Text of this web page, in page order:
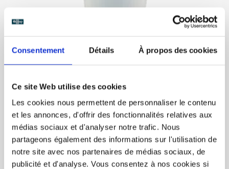
Consentement Détails À propos des cookies
Ce site Web utilise des cookies
Les cookies nous permettent de personnaliser le contenu
et les annonces, d'offrir des fonctionnalités relatives aux
médias sociaux et d'analyser notre trafic. Nous
partageons également des informations sur l'utilisation de
notre site avec nos partenaires de médias sociaux, de
publicité et d'analyse. Vous consentez à nos cookies si
BUY NOW
Eco12 (4oz) 300/box
C$317.00